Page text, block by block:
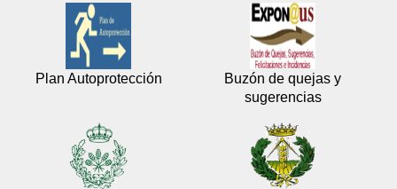
Plan Autoprotección
Buzón de quejas y
sugerencias